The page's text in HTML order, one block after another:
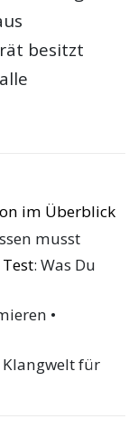
besitzt
im Überblick
musst
: Was Du
•
Klangwelt für